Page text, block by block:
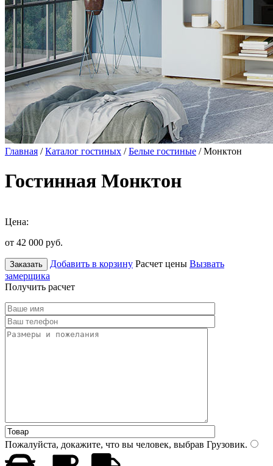
Главная /Каталог гостиных /Белые гостиные / Монктон
Гостинная Монктон
Цена:
от 42 000 руб.
Заказать Добавить в корзину Расчет цены Вызвать
замерщика
Получить расчет
Пожалуйста, докажите, что вы человек, выбрав Грузовик.